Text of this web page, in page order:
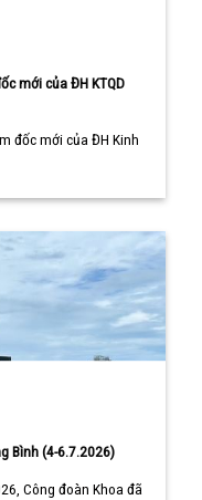
mới của ĐH KTQD
đốc mới của ĐH Kinh
Bình (4-6.7.2026)
Công đoàn Khoa đã